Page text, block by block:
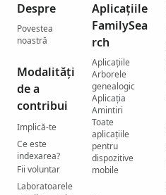
Despre
Povestea
noastră
Modalități
de a
contribui
Implică-te
Ce este
indexarea?
Fii voluntar
Laboratoarele
Aplicațiile
FamilySea
rch
Aplicațiile
Arborele
genealogic
Aplicația
Amintiri
Toate
aplicațiile
pentru
dispozitive
mobile